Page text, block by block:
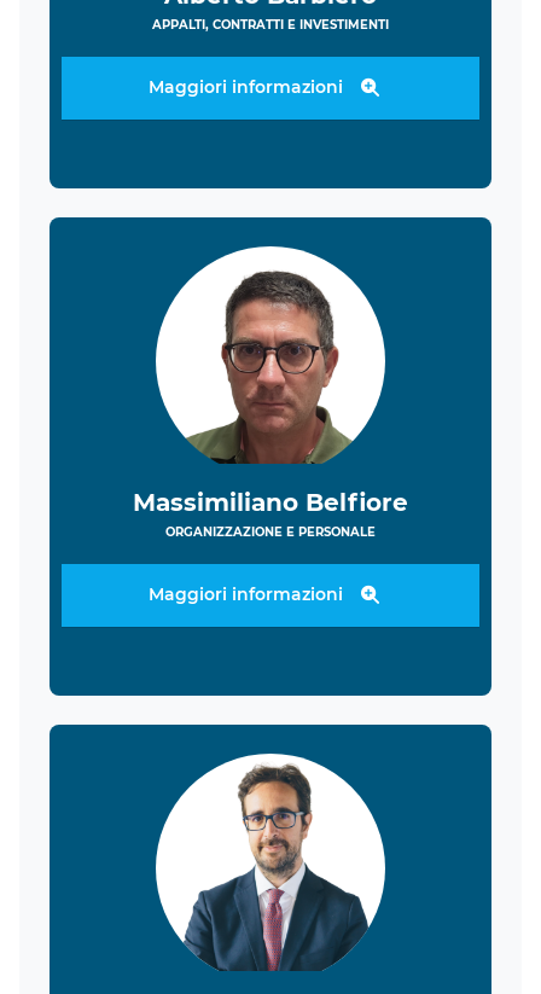
APPALTI, CONTRATTI E INVESTIMENTI
Maggiori informazioni
Massimiliano Belfiore
ORGANIZZAZIONE E PERSONALE
Maggiori informazioni